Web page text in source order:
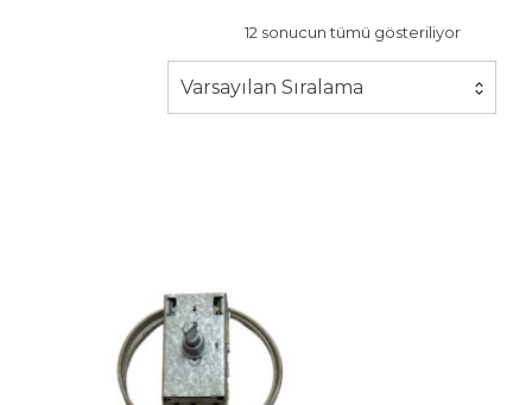
12 sonucun tümü gösteriliyor
Varsayılan Sıralama